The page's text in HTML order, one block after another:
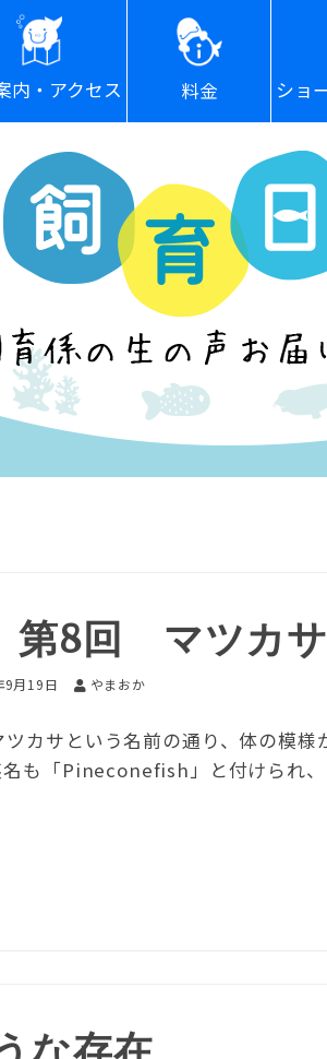
内・アクセス 料金 ショ
第8回 マツカ
9月19日 やまおか
カサという名前の通り、体の模様
名も「Pineconefish」と付けられ